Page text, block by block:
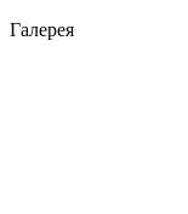
Галерея